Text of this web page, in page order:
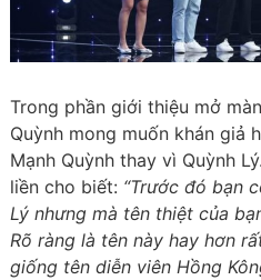
Trong phần giới thiệu mở
Quỳnh mong muốn khán giả
Mạnh Quỳnh thay vì Quỳnh
liền cho biết: “Trước đó bạn
Lý nhưng mà tên thiệt của
Rõ ràng là tên này hay hơn
giống tên diễn viên Hồng